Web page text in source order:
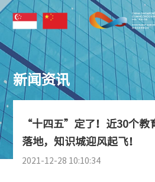
新闻资讯
“十四五”定了！近30个教
落地，知识城迎风起飞！
2021-12-28 10:10:34